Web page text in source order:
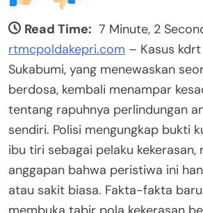
Read Time: 7 Minute, 2
rtmcpoldakepri.com – Kasus
Sukabumi, yang menewaskan
berdosa, kembali menampar
tentang rapuhnya perlindungan
sendiri. Polisi mengungkap bukti
ibu tiri sebagai pelaku kekerasan,
anggapan bahwa peristiwa ini
atau sakit biasa. Fakta-fakta